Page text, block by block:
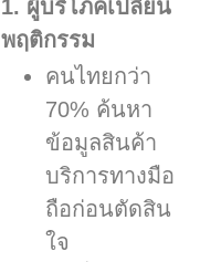
1. ผู้บริโภคเปลี่ยน
พฤติกรรม
คนไทยกว่า
70% ค้นหา
ข้อมูลสินค้า
บริการทางมือ
ถือก่อนตัดสิน
ใจ